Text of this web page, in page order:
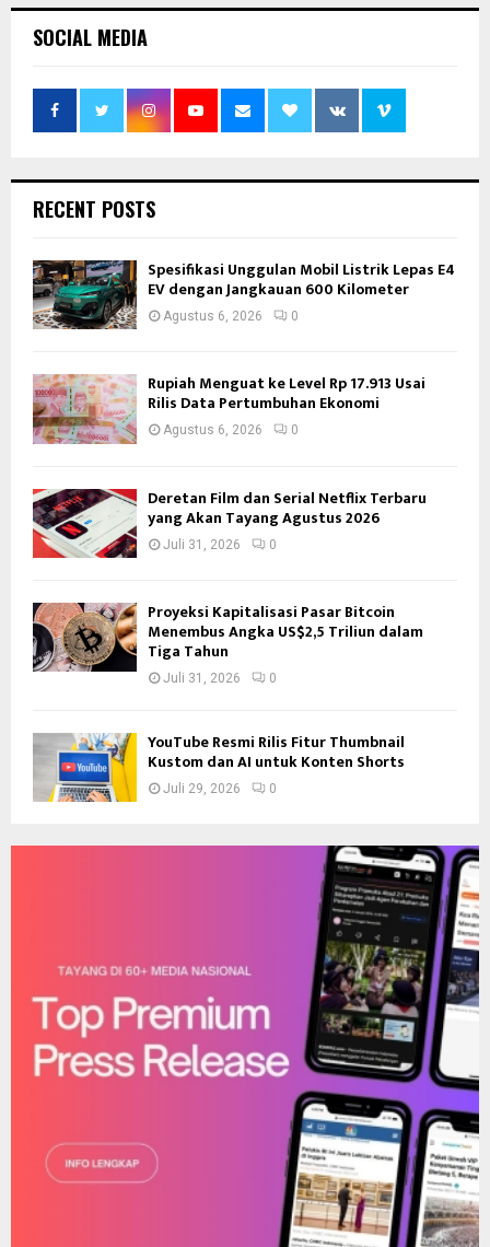
SOCIAL MEDIA
RECENT POSTS
Spesifikasi Unggulan Mobil Listrik Lepas E4
EV dengan Jangkauan 600 Kilometer
Agustus 6, 2026 0
Rupiah Menguat ke Level Rp 17.913 Usai
Rilis Data Pertumbuhan Ekonomi
Agustus 6, 2026 0
Deretan Film dan Serial Netflix Terbaru
yang Akan Tayang Agustus 2026
Juli 31, 2026 0
Proyeksi Kapitalisasi Pasar Bitcoin
Menembus Angka US$2,5 Triliun dalam
Tiga Tahun
Juli 31, 2026 0
YouTube Resmi Rilis Fitur Thumbnail
Kustom dan AI untuk Konten Shorts
Juli 29, 2026 0